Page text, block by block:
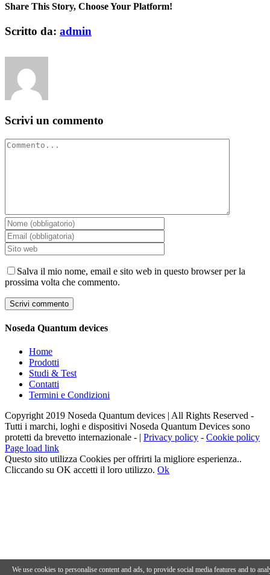
Share This Story, Choose Your Platform!
Facebook
X
Reddit
LinkedIn
WhatsApp
Tumblr
Pinterest
Vk
Email
Scritto da: admin
Scrivi un commento
Commento
Salva il mio nome, email e sito web in questo browser per la
prossima volta che commento.
Noseda Quantum devices
Home
Prodotti
Studi & Test
Contatti
Termini e Condizioni
Copyright 2019 Noseda Quantum devices | All Rights Reserved -
Tutti i marchi, loghi e dispositivi Noseda Quantum Devices sono
protetti da brevetto internazionale - | Privacy policy - Cookie policy
Page load link
We use cookies to personalise content and ads, to provide social media features and to
Questo sito utilizza Cookies per offrirti la migliore esperienza..
Cliccando su OK accetti il loro utilizzo. Ok